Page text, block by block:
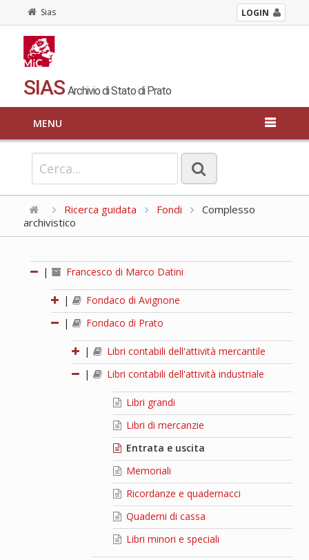
Sias LOGIN
SIAS Archivio di Stato di Prato
MENU
Ricerca guidata Fondi
Complesso
archivistico
| Francesco di Marco Datini
|
Fondaco di Avignone
|
Fondaco di Prato
|
Libri contabili dell'attività mercantile
|
Libri contabili dell'attività industriale
Libri grandi
Libri di mercanzie
Entrata e uscita
Memoriali
Ricordanze e quadernacci
Quaderni di cassa
Libri minori e speciali